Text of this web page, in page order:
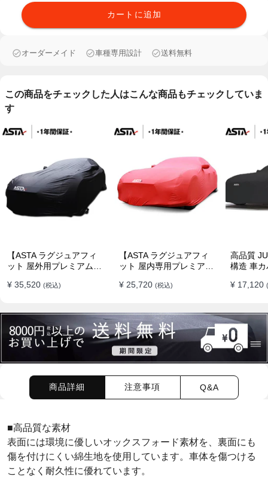
カートに追加
オーダーメイド 車種専用設計 送料無料
この商品をチェックした人はこんな商品もチェックしていま
す
【ASTA ラグジュアフィ
ット 屋外用プレミアム車
ー製 オーダーメイド 高級
¥ 35,520 (税込)
【ASTA ラグジュアフィ
ット 屋内専用プレミアム
ダーメイド 最高級生地 柔
¥ 25,720 (税込)
高品質
構造 車
水 耐久
¥ 17,120
商品詳細 注意事項 Q&A
■高品質な素材
表面には環境に優しいオックスフォード素材を、裏面にも
傷を付けにくい綿生地を使用しています。車体を傷つける
ことなく耐久性に優れています。